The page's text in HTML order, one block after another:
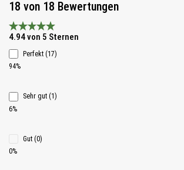
18 von 18 Bewertungen
Durchschnittliche Bewertung 4.9 von 5 Sternen
4.94 von 5 Sternen
Perfekt (17)
94%
Sehr gut (1)
6%
Gut (0)
0%